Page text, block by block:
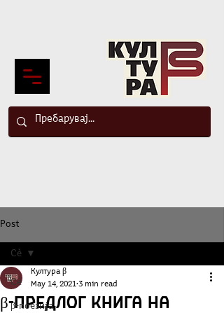
Post
Сè
β-поезија
Сè
β-Предлог книга на
Култура β
May 14, 2021 3 min read